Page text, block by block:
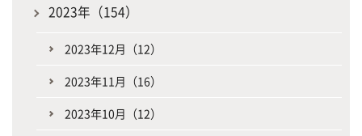
2023年（154）
2023年12月（12）
2023年11月（16）
2023年10月（12）